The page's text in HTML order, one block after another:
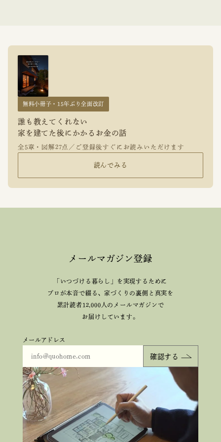
無料小冊子・15年ぶり全面改訂
誰も教えてくれない
家を建てた後にかかるお金の話
全5章・図解27点／ご登録後すぐにお読みいただけます
読んでみる
メールマガジン登録
「いつづける暮らし」を実現するために
プロが本音で綴る、家づくりの裏側と真実を
累計読者12,000人のメールマガジンで
お届けしています。
メールアドレス